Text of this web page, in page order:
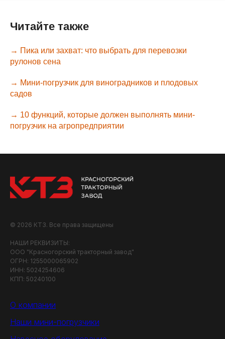
Читайте также
→ Пика или захват: что выбрать для перевозки
рулонов сена
→ Мини-погрузчик для виноградников и плодовых
садов
→ 10 функций, которые должен выполнять мини-
погрузчик на агропредприятии
© 2026 КТЗ. Все права защищены
НАШИ РЕКВИЗИТЫ:
ООО "Красногорский тракторный завод"
ОГРН: 1255000065902
ИНН: 5024254606
КПП: 50240100
О компании
Наши мини-погрузчики